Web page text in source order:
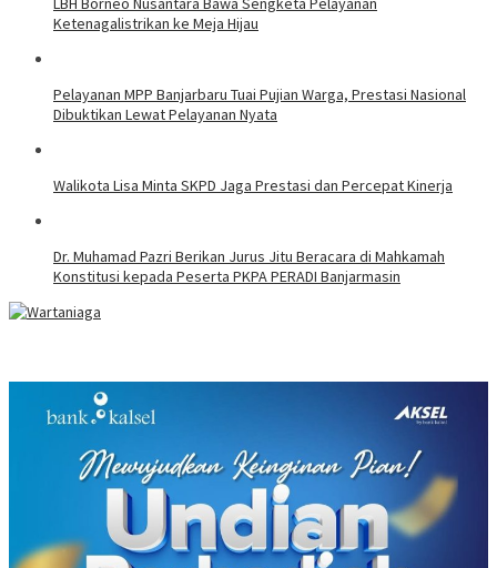
Ketenagalistrikan ke Meja Hijau
Pelayanan MPP Banjarbaru Tuai Pujian Warga, Prestasi Nasional
Dibuktikan Lewat Pelayanan Nyata
Walikota Lisa Minta SKPD Jaga Prestasi dan Percepat Kinerja
Dr. Muhamad Pazri Berikan Jurus Jitu Beracara di Mahkamah
Konstitusi kepada Peserta PKPA PERADI Banjarmasin